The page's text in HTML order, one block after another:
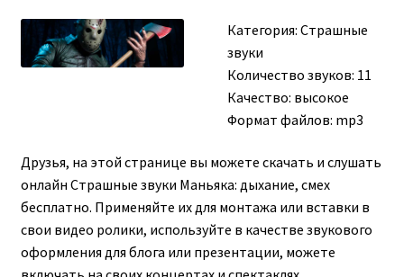
Категория: Страшные
звуки
Количество звуков: 11
Качество: высокое
Формат файлов: mp3
Друзья, на этой странице вы можете скачать и слушать
онлайн Страшные звуки Маньяка: дыхание, смех
бесплатно. Применяйте их для монтажа или вставки в
свои видео ролики, используйте в качестве звукового
оформления для блога или презентации, можете